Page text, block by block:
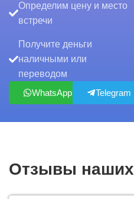
Определим цену и место
встречи
Получите деньги
наличными или
переводом
WhatsApp
Telegram
Отзывы наших